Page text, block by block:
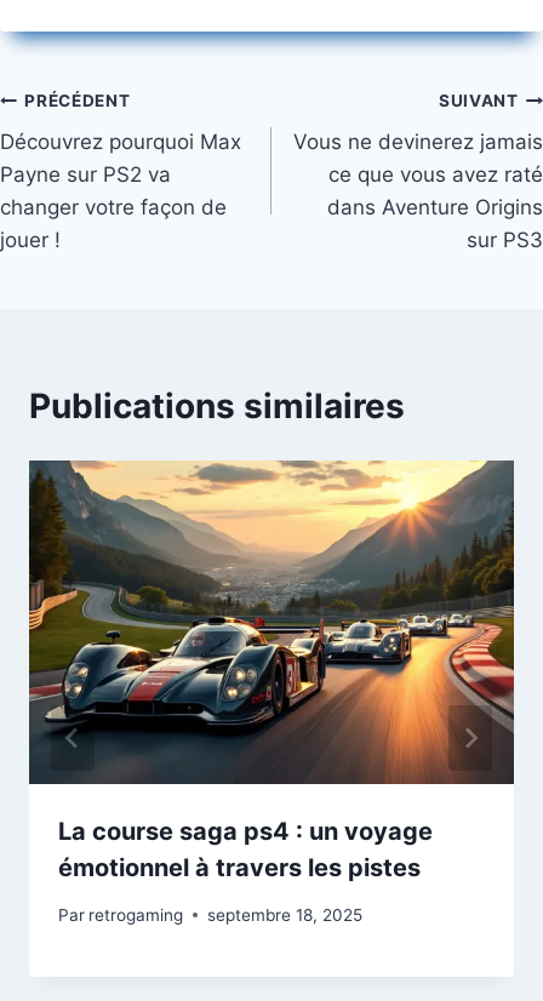
Navigation
de
l’article
PRÉCÉDENT
Découvrez pourquoi Max
Payne sur PS2 va
changer votre façon de
jouer !
SUIVANT
Vous ne devinerez jamais
ce que vous avez raté
dans Aventure Origins
sur PS3
Publications similaires
La course saga ps4 : un voyage
émotionnel à travers les pistes
Par retrogaming septembre 18, 2025